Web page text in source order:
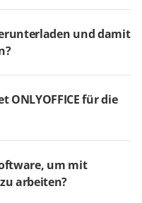
und damit
ONLYOFFICE für die
um mit
arbeiten?